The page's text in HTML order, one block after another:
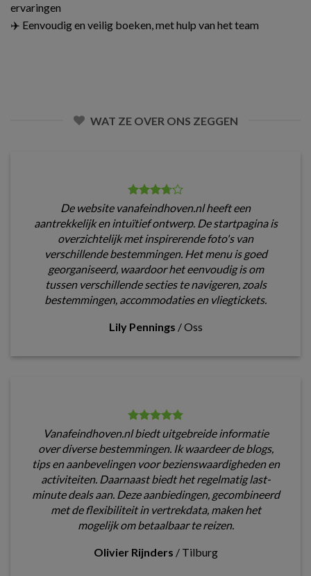
ervaringen
✈️ Eenvoudig en veilig boeken, met hulp van het team
WAT ZE OVER ONS ZEGGEN
De website vanafeindhoven.nl heeft een
aantrekkelijk en intuïtief ontwerp. De startpagina is
overzichtelijk met inspirerende foto's van
verschillende bestemmingen. Het menu is goed
georganiseerd, waardoor het eenvoudig is om
tussen verschillende secties te navigeren, zoals
bestemmingen, accommodaties en vliegtickets.
Lily Pennings /Oss
Vanafeindhoven.nl biedt uitgebreide informatie
over diverse bestemmingen. Ik waardeer de blogs,
tips en aanbevelingen voor bezienswaardigheden en
activiteiten. Daarnaast biedt het regelmatig last-
minute deals aan. Deze aanbiedingen, gecombineerd
met de flexibiliteit in vertrekdata, maken het
mogelijk om betaalbaar te reizen.
Olivier Rijnders / Tilburg